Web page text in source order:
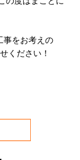
をお考えの
ください！